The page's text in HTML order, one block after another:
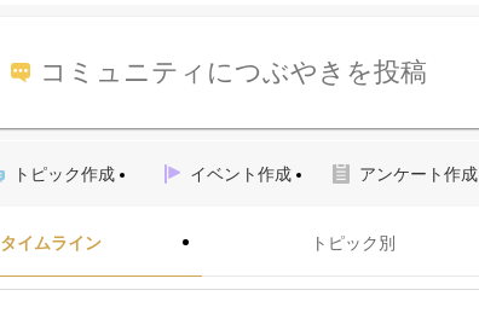
コミュニティにつぶやきを投稿
トピック作成 イベント作成 アンケート作成
タイムライン トピック別